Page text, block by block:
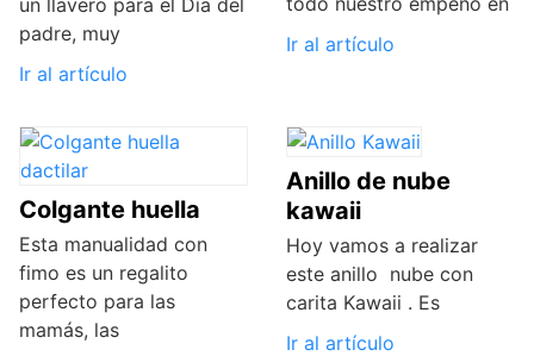
padre, muy
Ir al artículo
Ir al artículo
Colgante huella
Esta manualidad con
fimo es un regalito
perfecto para las
mamás, las
Anillo de nube
kawaii
Hoy vamos a realizar
este anillo nube con
carita Kawaii . Es
Ir al artículo